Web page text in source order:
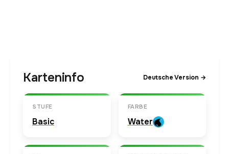
Karteninfo Deutsche Version →
STUFE
Basic
FARBE
Water